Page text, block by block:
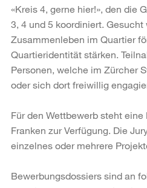
«Kreis 4, gerne hier!», den die
3, 4 und 5 koordiniert.
Zusammenleben im Quartier
Quartieridentität stärken.
Personen, welche im Zürcher
oder sich dort freiwillig
Für den Wettbewerb steht
Franken zur Verfügung. Die
einzelnes oder mehrere
Bewerbungsdossiers sind an